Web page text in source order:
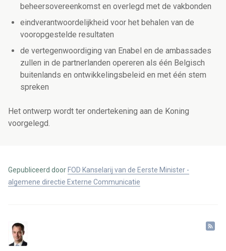
beheersovereenkomst en overlegd met de vakbonden
eindverantwoordelijkheid voor het behalen van de
vooropgestelde resultaten
de vertegenwoordiging van Enabel en de ambassades
zullen in de partnerlanden opereren als één Belgisch
buitenlands en ontwikkelingsbeleid en met één stem
spreken
Het ontwerp wordt ter ondertekening aan de Koning
voorgelegd.
Gepubliceerd door FOD Kanselarij van de Eerste Minister -
algemene directie Externe Communicatie